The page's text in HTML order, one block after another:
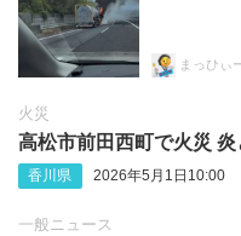
まっひぃ
火災
高松市前田西町で火災
香川県 2026年5月1日10:00
一般ニュース